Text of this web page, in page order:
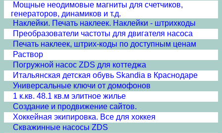
Мощные неодимовые магниты для счетчиков,
генераторов, динамиков и т.д.
Наклейки. Печать наклеек. Наклейки - штрихкоды
Преобразователи частоты для двигателя насоса
Печать наклеек, штрих-коды по доступным ценам
Раствор
Погружной насос ZDS для коттеджа
Итальянская детская обувь Skandia в Краснодаре
Универсальные ключи от домофонов
1 к.кв. 48.1 кв.м элитное жилье
Создание и продвижение сайтов.
Хоккейная экипировка. Все для хоккея
Скважинные насосы ZDS